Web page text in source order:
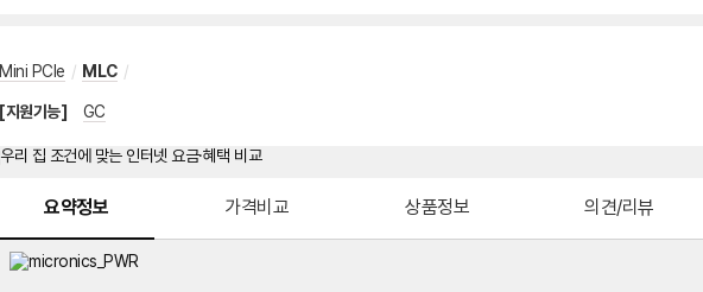
Mini PCIe / MLC /
[지원기능] GC
요약정보 가격비교 상품정보 의견/리뷰